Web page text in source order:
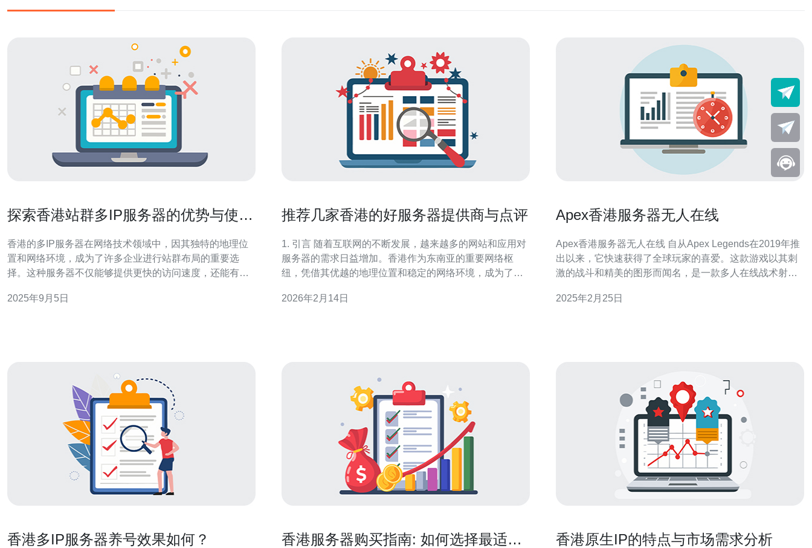
探索香港站群多IP服务器的优势与使用
香港的多IP服务器在网络技术领域中，因其独特的地理位
置和网络环境，成为了许多企业进行站群布局的重要选
择。这种服务器不仅能够提供更快的访问速度，还能有效
企业更好地进行SEO优化，提升网站的排名和流量。本文
2025年9月5日
推荐几家香港的好服务器提供商与点评
1. 引言 随着互联网的不断发展，越来越多的网站和应用对
服务器的需求日益增加。香港作为东南亚的重要网络枢
纽，凭借其优越的地理位置和稳定的网络环境，成为了众
务器提供商，并对其服务和性能进行点评。 2. 提供商推
2026年2月14日
Apex香港服务器无人在线
Apex香港服务器无人在线 自从Apex Legends在2019年推
出以来，它快速获得了全球玩家的喜爱。这款游戏以其刺
激的战斗和精美的图形而闻名，是一款多人在线战术射击
得最佳游戏体验的关键。香港服务器通常具有低延迟和更
2025年2月25日
香港多IP服务器养号效果如何？
香港服务器购买指南: 如何选择最适合
香港原生IP的特点与市场需求分析